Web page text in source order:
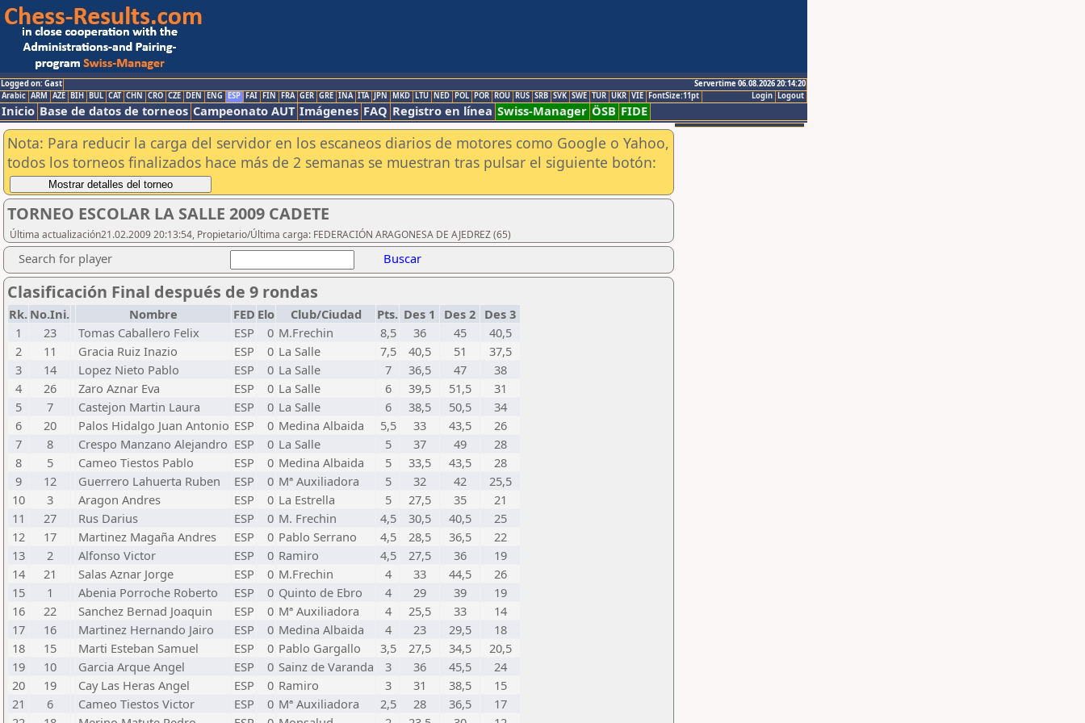
Logged on: Gast
Servertime 06.08.2026 20:14:20
Logout
Login
Arabic ARM AZE BIH BUL CAT CHN CRO CZE DEN ENG ESP FAI FIN FRA GER GRE INA ITA JPN MKD LTU NED POL POR ROU RUS SRB SVK SWE TUR UKR VIE FontSize:11pt
Inicio Base de datos de torneos Campeonato AUT Imágenes FAQ Registro en línea Swiss-Manager ÖSB FIDE
Nota: Para reducir la carga del servidor en los escaneos diarios de motores como Google o Yahoo,
todos los torneos finalizados hace más de 2 semanas se muestran tras pulsar el siguiente botón:
TORNEO ESCOLAR LA SALLE 2009 CADETE
Última actualización21.02.2009 20:13:54, Propietario/Última carga: FEDERACIÓN ARAGONESA DE AJEDREZ (65)
Search for player Buscar
Clasificación Final después de 9 rondas
Rk. No.Ini. Nombre FED Elo Club/Ciudad Pts. Des 1 Des 2 Des 3
1
23 Tomas Caballero Felix ESP 0 M.Frechin 8,5 36 45
40,5
2
11 Gracia Ruiz Inazio ESP 0 La Salle 7,5 40,5 51
37,5
3
14 Lopez Nieto Pablo ESP 0 La Salle 7 36,5 47
38
4
26 Zaro Aznar Eva ESP 0 La Salle 6 39,5 51,5
31
5
7 Castejon Martin Laura ESP 0 La Salle 6 38,5 50,5
34
6
20 Palos Hidalgo Juan Antonio ESP 0 Medina Albaida 5,5 33 43,5
26
7
8 Crespo Manzano Alejandro ESP 0 La Salle 5 37 49
28
8
5 Cameo Tiestos Pablo ESP 0 Medina Albaida 5 33,5 43,5
28
9
12 Guerrero Lahuerta Ruben ESP 0 Mª Auxiliadora 5 32 42
25,5
10
3 Aragon Andres ESP 0 La Estrella 5 27,5 35
21
11
27 Rus Darius ESP 0 M. Frechin 4,5 30,5 40,5
25
12
17 Martinez Magaña Andres ESP 0 Pablo Serrano 4,5 28,5 36,5
22
13
2 Alfonso Victor ESP 0 Ramiro 4,5 27,5 36
19
14
21 Salas Aznar Jorge ESP 0 M.Frechin 4 33 44,5
26
15
1 Abenia Porroche Roberto ESP 0 Quinto de Ebro 4 29 39
19
16
22 Sanchez Bernad Joaquin ESP 0 Mª Auxiliadora 4 25,5 33
14
17
16 Martinez Hernando Jairo ESP 0 Medina Albaida 4 23 29,5
18
18
15 Marti Esteban Samuel ESP 0 Pablo Gargallo 3,5 27,5 34,5
20,5
19
10 Garcia Arque Angel ESP 0 Sainz de Varanda 3 36 45,5
24
20
19 Cay Las Heras Angel ESP 0 Ramiro 3 31 38,5
15
21
6 Cameo Tiestos Victor ESP 0 Mª Auxiliadora 2,5 28 36,5
17